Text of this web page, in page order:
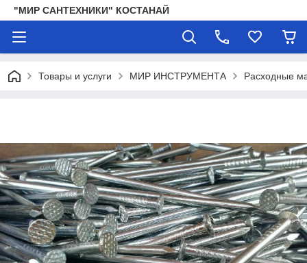
"МИР САНТЕХНИКИ" КОСТАНАЙ
Товары и услуги МИР ИНСТРУМЕНТА Расходные